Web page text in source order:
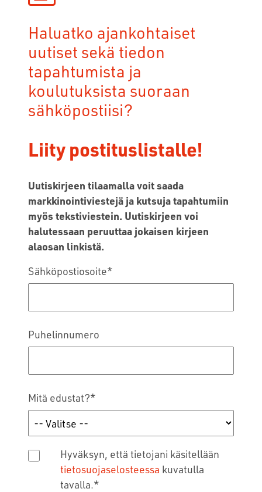
Haluatko ajankohtaiset
uutiset sekä tiedon
tapahtumista ja
koulutuksista suoraan
sähköpostiisi?
Liity postituslistalle!
Uutiskirjeen tilaamalla voit saada
markkinointiviestejä ja kutsuja tapahtumiin
myös tekstiviestein. Uutiskirjeen voi
halutessaan peruuttaa jokaisen kirjeen
alaosan linkistä.
Sähköpostiosoite*
Puhelinnumero
Mitä edustat?*
Hyväksyn, että tietojani käsitellään
tietosuojaselosteessa kuvatulla
tavalla.*